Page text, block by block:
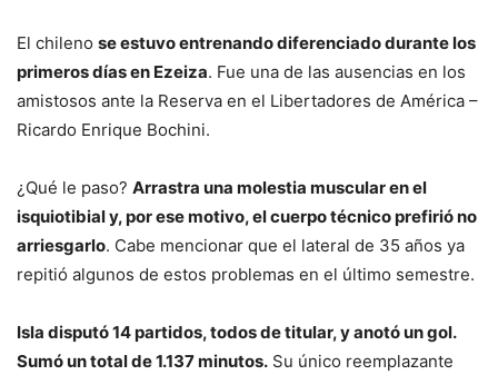
El chileno se estuvo entrenando diferenciado durante los
primeros días en Ezeiza. Fue una de las ausencias en los
amistosos ante la Reserva en el Libertadores de América –
Ricardo Enrique Bochini.
¿Qué le paso? Arrastra una molestia muscular en el
isquiotibial y, por ese motivo, el cuerpo técnico prefirió no
arriesgarlo. Cabe mencionar que el lateral de 35 años ya
repitió algunos de estos problemas en el último semestre.
Isla disputó 14 partidos, todos de titular, y anotó un gol.
Sumó un total de 1.137 minutos. Su único reemplazante